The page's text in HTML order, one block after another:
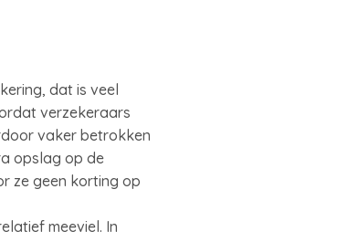
dat is veel
verzekeraars
vaker betrokken
opslag op de
ze geen korting op
meeviel. In